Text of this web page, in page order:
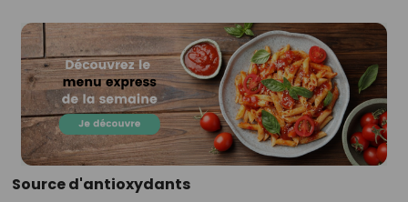
Source d'antioxydants